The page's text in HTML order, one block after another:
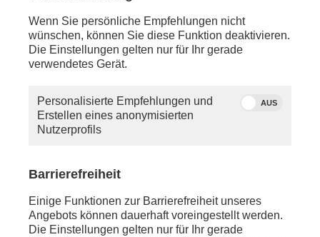
Besuchen Sie unsereHomepage, um sich über
unser aktuelles Angebot zu informieren.
schreiben Sie uns eineE-Mail.
Sie vermissen einen Beitrag? Aufgrund der
PHOENIX.online viele Beiträge nicht mehr so lange
Wenn Sie persönliche Empfehlungen nicht
wünschen, können Sie diese Funktion deaktivieren.
Die Einstellungen gelten nur für Ihr gerade
verwendetes Gerät.
Personalisierte Empfehlungen und
Erstellen eines anonymisierten
Nutzerprofils
AUS
Barrierefreiheit
Einige Funktionen zur Barrierefreiheit unseres
Angebots können dauerhaft voreingestellt werden.
Die Einstellungen gelten nur für Ihr gerade